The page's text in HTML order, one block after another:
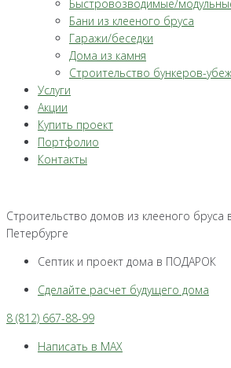
Быстровозводимые/
Бани из клееного бруса
Гаражи/беседки
Дома из камня
Строительство бункеров-
Услуги
Акции
Купить проект
Портфолио
Контакты
Строительство домов из клееного бруса
Петербурге
Септик и проект дома в ПОДАРОК
Сделайте расчет будущего дома
8 (812) 667-88-99
Написать в MAX